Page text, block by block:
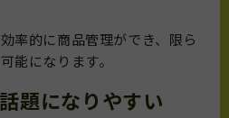
率的に商品管理ができ、限ら
能になります。
題になりやすい